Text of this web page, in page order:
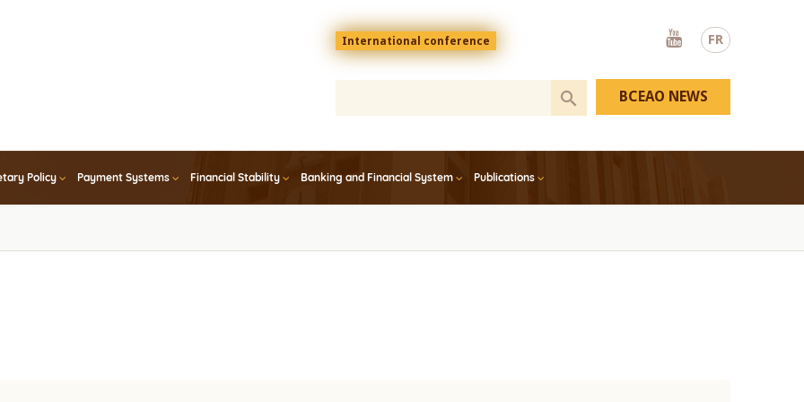
FR
Menu
top
En
International conference
Youtube
Policy Payment Systems Financial Stability Banking and Financial System Publications
BCEAO NEWS